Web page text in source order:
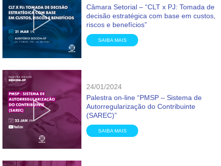
Câmara Setorial – “CLT x PJ: Tomada de
decisão estratégica com base em custos,
riscos e benefícios”
SAIBA MAIS
24/01/2024
Palestra on-line “PMSP – Sistema de
Autorregularização do Contribuinte
(SAREC)”
SAIBA MAIS